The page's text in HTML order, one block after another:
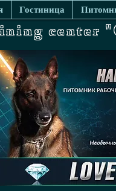
Гостиница
center